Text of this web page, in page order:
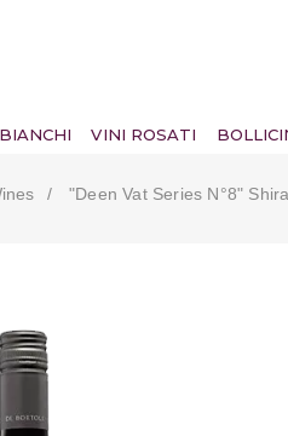
VINI ROSATI
"deen Vat Series N°8"